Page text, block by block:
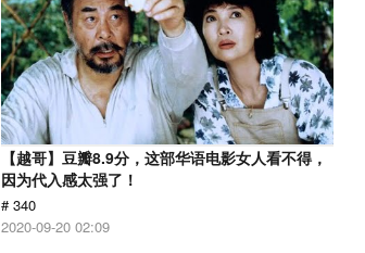
【越哥】豆瓣8.9分，这部华语电影女人看不得，
因为代入感太强了！
# 340
2020-09-20 02:09